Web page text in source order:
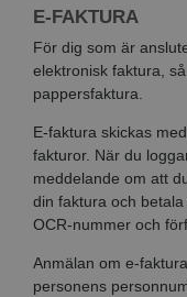
E-FAKTURA
För dig som är
elektronisk faktura,
pappersfaktura.
E-faktura skickas
fakturor. När du
meddelande om att
din faktura och
OCR-nummer och
Anmälan om e-
personens